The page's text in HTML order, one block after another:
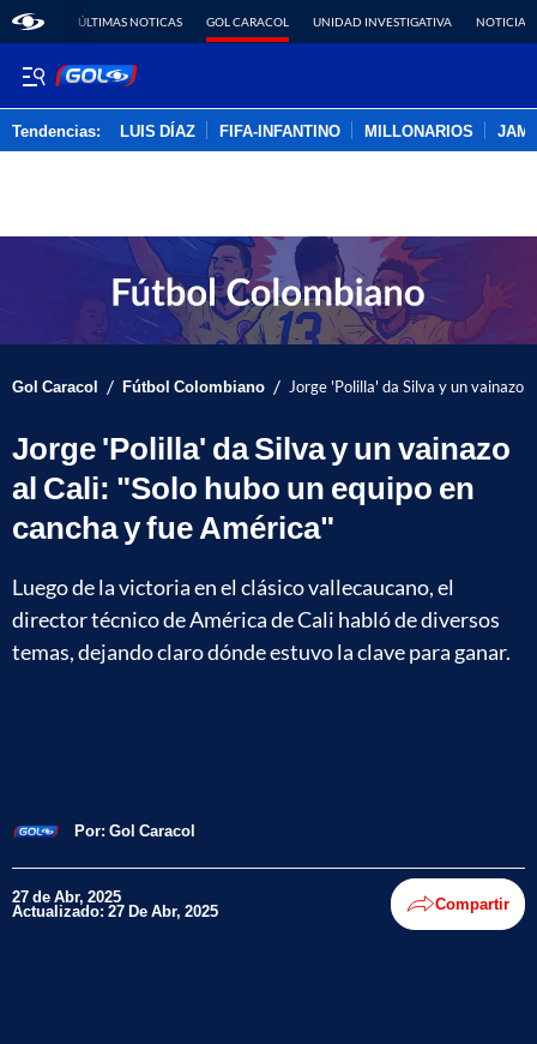
ÚLTIMAS NOTICAS GOL CARACOL UNIDAD INVESTIGATIVA NOTICIAS
Tendencias: LUIS DÍAZ FIFA-INFANTINO MILLONARIOS
Gol Caracol / Fútbol Colombiano / Jorge 'Polilla' da Silva y un vainazo
Jorge 'Polilla' da Silva y un vainazo
al Cali: "Solo hubo un equipo en
cancha y fue América"
Luego de la victoria en el clásico vallecaucano, el
director técnico de América de Cali habló de diversos
temas, dejando claro dónde estuvo la clave para ganar.
Por: Gol Caracol
27 de Abr, 2025
Actualizado: 27 De Abr, 2025 Compartir